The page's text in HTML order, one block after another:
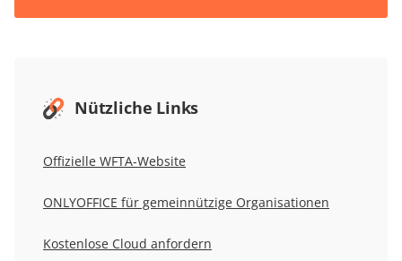
Nützliche Links
Offizielle WFTA-Website
ONLYOFFICE für gemeinnützige Organisationen
Kostenlose Cloud anfordern